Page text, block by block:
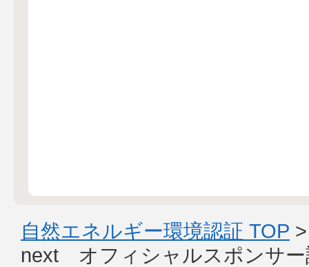
自然エネルギー環境認証 TOP
next オフィシャルスポンサー